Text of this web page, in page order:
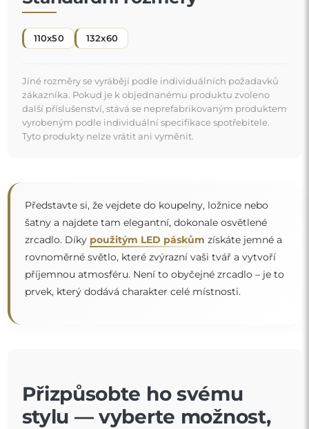
110x50 132x60
Jiné rozměry se vyrábějí podle individuálních požadavků
zákazníka. Pokud je k objednanému produktu zvoleno
další příslušenství, stává se neprefabrikovaným produktem
vyrobeným podle individuální specifikace spotřebitele.
Tyto produkty nelze vrátit ani vyměnit.
Představte si, že vejdete do koupelny, ložnice nebo
šatny a najdete tam elegantní, dokonale osvětlené
zrcadlo. Díky použitým LED páskům získáte jemné a
rovnoměrné světlo, které zvýrazní vaši tvář a vytvoří
příjemnou atmosféru. Není to obyčejné zrcadlo – je to
prvek, který dodává charakter celé místnosti.
“
Přizpůsobte ho svému
stylu — vyberte možnost,